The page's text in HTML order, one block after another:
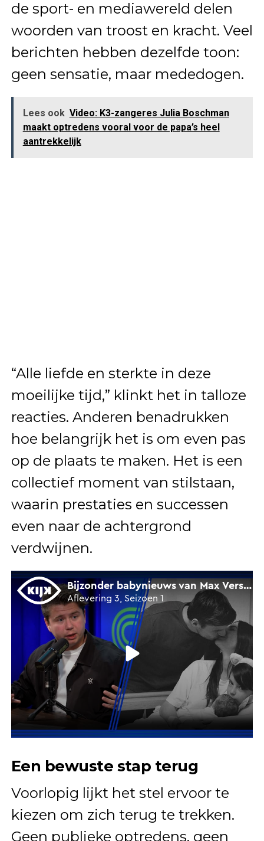
de sport- en mediawereld delen
woorden van troost en kracht. Veel
berichten hebben dezelfde toon:
geen sensatie, maar mededogen.
Lees ook Video: K3-zangeres Julia Boschman
maakt optredens vooral voor de papa’s heel
aantrekkelijk
“Alle liefde en sterkte in deze
moeilijke tijd,” klinkt het in talloze
reacties. Anderen benadrukken
hoe belangrijk het is om even pas
op de plaats te maken. Het is een
collectief moment van stilstaan,
waarin prestaties en successen
even naar de achtergrond
verdwijnen.
Een bewuste stap terug
Voorlopig lijkt het stel ervoor te
kiezen om zich terug te trekken.
Geen publieke optredens, geen